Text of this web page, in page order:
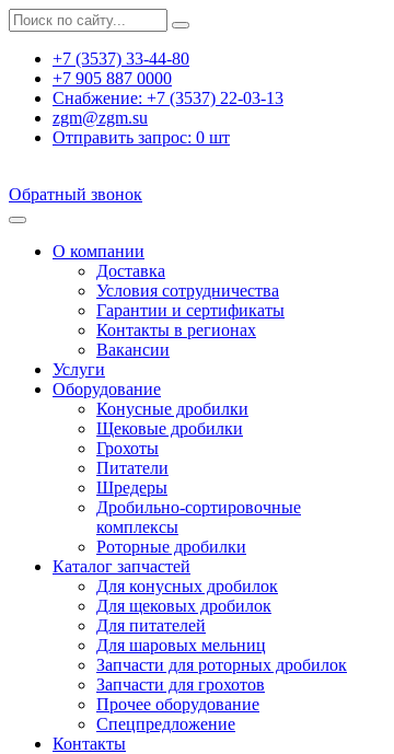
+7 (3537) 33-44-80
+7 905 887 0000
Снабжение: +7 (3537) 22-03-13
zgm@zgm.su
Отправить запрос: 0 шт
Обратный звонок
О компании
Доставка
Условия сотрудничества
Гарантии и сертификаты
Контакты в регионах
Вакансии
Услуги
Оборудование
Конусные дробилки
Щековые дробилки
Грохоты
Питатели
Шредеры
Дробильно-сортировочные
комплексы
Роторные дробилки
Каталог запчастей
Для конусных дробилок
Для щековых дробилок
Для питателей
Для шаровых мельниц
Запчасти для роторных дробилок
Запчасти для грохотов
Прочее оборудование
Спецпредложение
Контакты